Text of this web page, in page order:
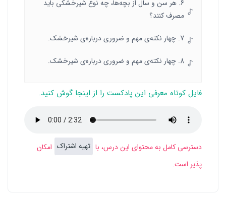
6. هر سن و سال از بچه‌ها، چه نوع شیرخشکی باید
مصرف کنند؟
7. چهار نکته‌ی مهم و ضروری درباره‌ی شیرخشک.
8. چهار نکته‌ی مهم و ضروری درباره‌ی شیرخشک.
فایل کوتاه معرفی این پادکست را از اینجا گوش کنید.
دسترسی کامل به محتوای این درس، با تهیه اشتراک امکان
پذیر است.